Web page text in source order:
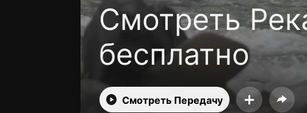
Смотреть
бесплатно
Смотреть Передачу